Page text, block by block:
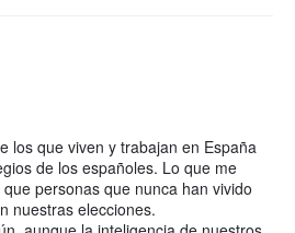
los que viven y trabajan en España
de los españoles. Lo que me
personas que nunca han vivido
nuestras elecciones.